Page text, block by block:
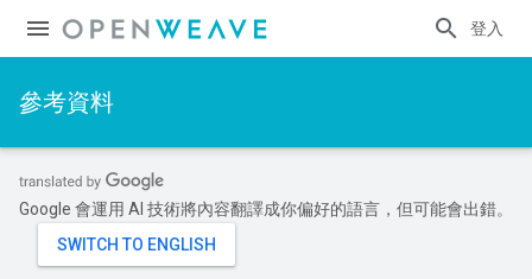
登入
參考資料
Google 會運用 AI 技術將內容翻譯成你偏好的語言，但可能會出錯。